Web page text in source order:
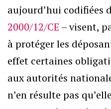
aujourd’hui codifiées
2000/12/CE – visent,
à protéger les
effet certaines
aux autorités
n’en résulte pas